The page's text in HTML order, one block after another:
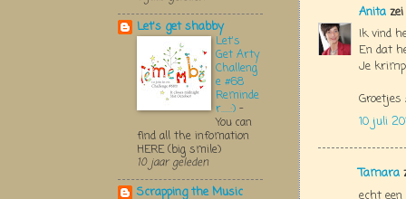
Anita zei
Ik vind
En dat
Je
Groetjes
10 juli
Tamara
echt
Let's get shabby
Let's
Get Arty
Challeng
e #68
Reminde
r.....:) -
You can
find all the infomation
HERE (big smile)
10 jaar geleden
Scrapping the Music